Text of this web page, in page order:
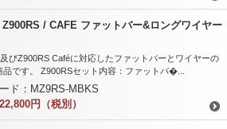
/ CAFE ファットバー&ロングワイヤー
びZ900RS Caféに対応したファットバーとワイヤーの
品です。 Z900RSセット内容：ファットバ�...
ド： MZ9RS-MBKS
22,800円（税別）